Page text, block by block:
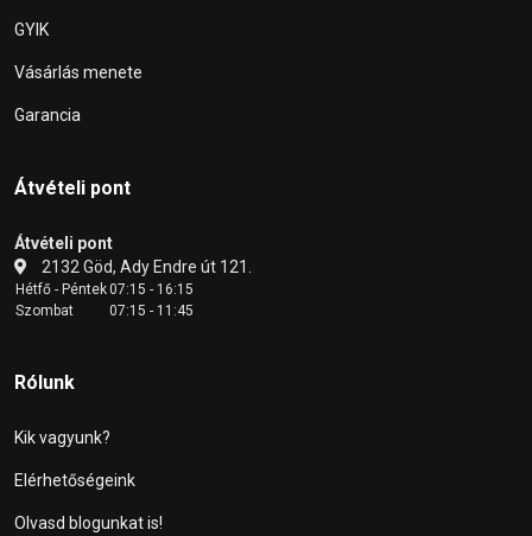
GYIK
Vásárlás menete
Garancia
Átvételi pont
Átvételi pont
2132 Göd, Ady Endre út 121.
Hétfő - Péntek07:15 - 16:15
Szombat
07:15 - 11:45
Rólunk
Kik vagyunk?
Elérhetőségeink
Olvasd blogunkat is!